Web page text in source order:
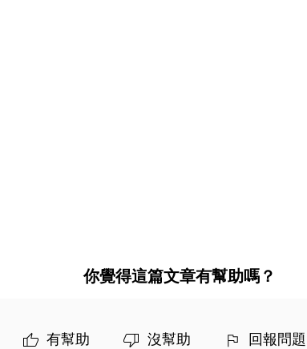
你覺得這篇文章有幫助嗎？
有幫助 沒幫助 回報問題